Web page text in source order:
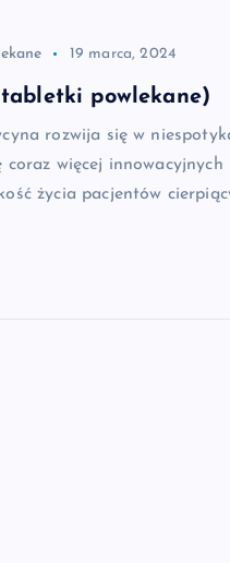
19 marca, 2024
powlekane)
rozwija się w
więcej innowacyjnych
życia pacjentów